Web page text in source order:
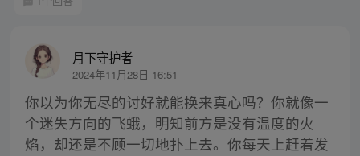
月下守护者
2024年11月28日 16:51
你以为你无尽的讨好就能换来真心吗？你就像一
个迷失方向的飞蛾，明知前方是没有温度的火
焰，却还是不顾一切地扑上去。你每天上赶着发